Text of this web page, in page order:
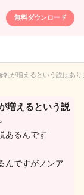
無料ダウンロード
乳が増えるという説はあ
増えるという説
あるんです
んですがノンア